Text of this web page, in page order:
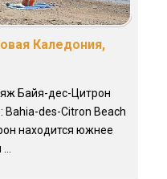
Каледония,
Байя-дес-Цитрон
Bahia-des-Citron Beach
находится южнее